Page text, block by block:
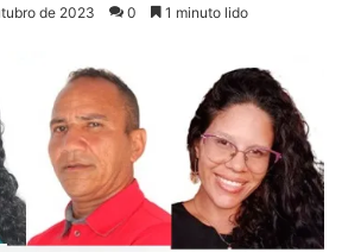
de 2023 0 1 minuto lido